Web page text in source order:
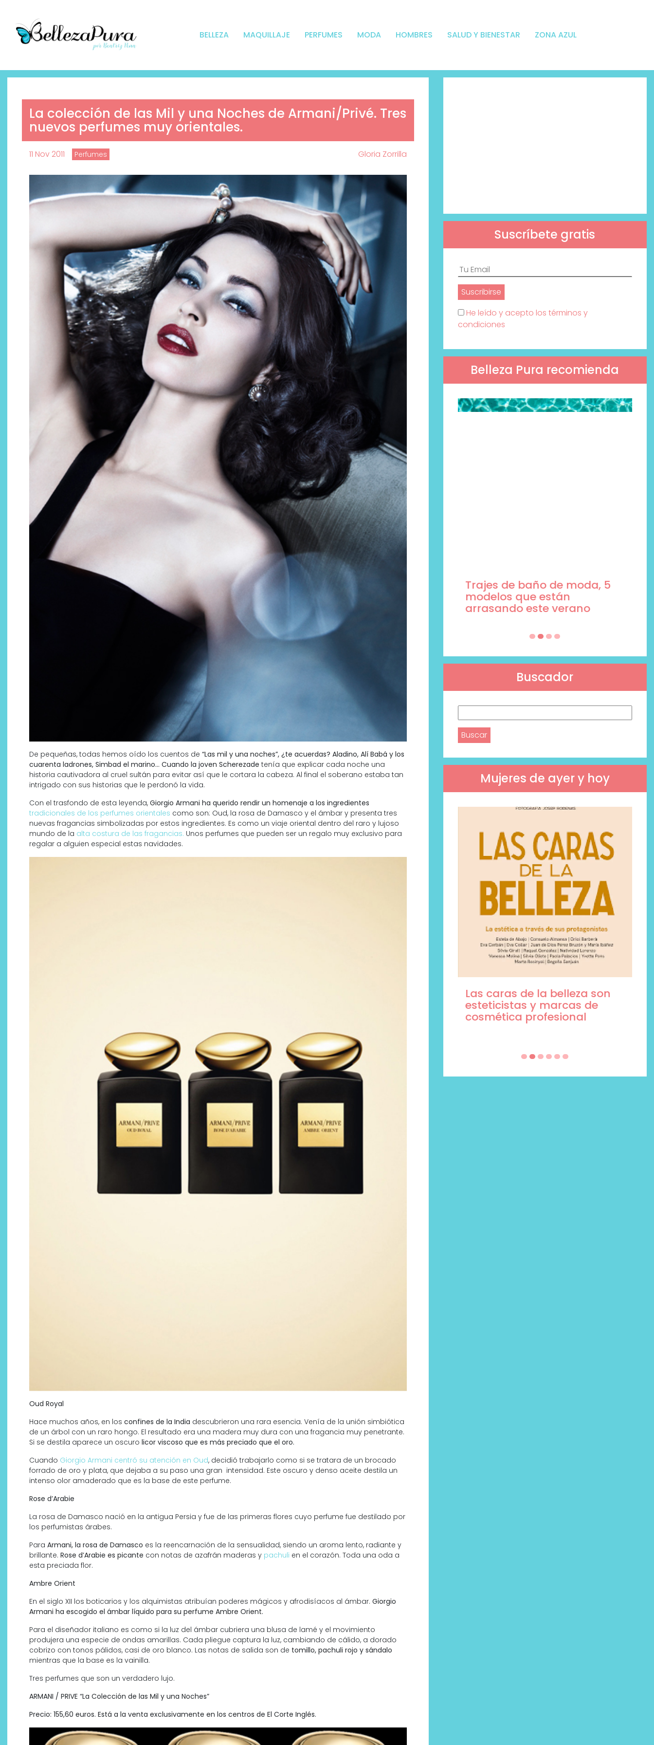
BELLEZA MAQUILLAJE PERFUMES MODA HOMBRES SALUD Y BIENESTAR ZONA AZUL
La colección de las Mil y una Noches de Armani/Privé. Tres
nuevos perfumes muy orientales.
11 Nov 2011 Perfumes Gloria Zorrilla
De pequeñas, todas hemos oído los cuentos de “Las mil y una noches”, ¿te acuerdas? Aladino, Alí Babá y los
cuarenta ladrones, Simbad el marino… Cuando la joven Scherezade tenía que explicar cada noche una
historia cautivadora al cruel sultán para evitar así que le cortara la cabeza. Al final el soberano estaba tan
intrigado con sus historias que le perdonó la vida.
Con el trasfondo de esta leyenda, Giorgio Armani ha querido rendir un homenaje a los ingredientes
tradicionales de los perfumes orientales como son: Oud, la rosa de Damasco y el ámbar y presenta tres
nuevas fragancias simbolizadas por estos ingredientes. Es como un viaje oriental dentro del raro y lujoso
mundo de la alta costura de las fragancias. Unos perfumes que pueden ser un regalo muy exclusivo para
regalar a alguien especial estas navidades.
Oud Royal
Hace muchos años, en los confines de la India descubrieron una rara esencia. Venía de la unión simbiótica
de un árbol con un raro hongo. El resultado era una madera muy dura con una fragancia muy penetrante.
Si se destila aparece un oscuro licor viscoso que es más preciado que el oro.
Cuando Giorgio Armani centró su atención en Oud, decidió trabajarlo como si se tratara de un brocado
forrado de oro y plata, que dejaba a su paso una gran intensidad. Este oscuro y denso aceite destila un
intenso olor amaderado que es la base de este perfume.
Rose d’Arabie
La rosa de Damasco nació en la antigua Persia y fue de las primeras flores cuyo perfume fue destilado por
los perfumistas árabes.
Para Armani, la rosa de Damasco es la reencarnación de la sensualidad, siendo un aroma lento, radiante y
brillante. Rose d’Arabie es picante con notas de azafrán maderas y pachuli en el corazón. Toda una oda a
esta preciada flor.
Ambre Orient
En el siglo XII los boticarios y los alquimistas atribuían poderes mágicos y afrodisíacos al ámbar. Giorgio
Armani ha escogido el ámbar líquido para su perfume Ambre Orient.
Para el diseñador italiano es como si la luz del ámbar cubriera una blusa de lamé y el movimiento
produjera una especie de ondas amarillas. Cada pliegue captura la luz, cambiando de cálido, a dorado
cobrizo con tonos pálidos, casi de oro blanco. Las notas de salida son de tomillo, pachuli rojo y sándalo
mientras que la base es la vainilla.
Tres perfumes que son un verdadero lujo.
ARMANI / PRIVE “La Colección de las Mil y una Noches”
Precio: 155,60 euros. Está a la venta exclusivamente en los centros de El Corte Inglés.
Suscríbete gratis
He leído y acepto los términos y
condiciones
Belleza Pura recomienda
Descubre cómo la cosmética
profesional va desde las
cabinas a tu rutina diaria
Por qué los bálsamos de CBD
tópico se han convertido en
uno de los productos de
bienestar más buscados
Trajes de baño de moda, 5
modelos que están
arrasando este verano
Buscador
Mujeres de ayer y hoy
objeto-artista?
Las caras de la belleza son
esteticistas y marcas de
cosmética profesional